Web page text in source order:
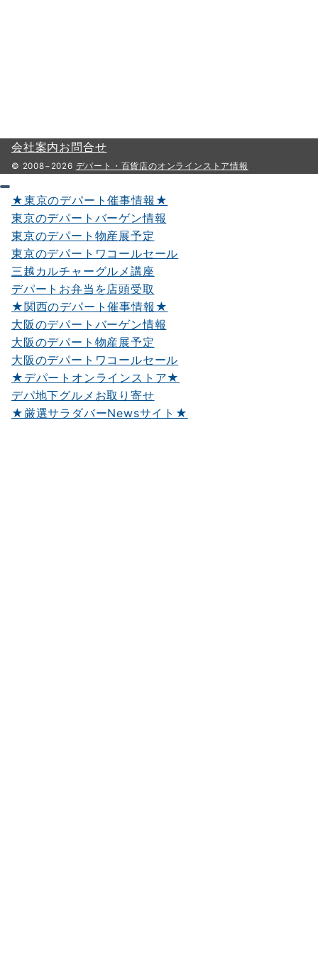
会社案内お問合せ
© 2008−2026 デパート・百貨店のオンラインストア情報
★東京のデパート催事情報★
東京のデパートバーゲン情報
東京のデパート物産展予定
東京のデパートワコールセール
三越カルチャーグルメ講座
デパートお弁当を店頭受取
★関西のデパート催事情報★
大阪のデパートバーゲン情報
大阪のデパート物産展予定
大阪のデパートワコールセール
★デパートオンラインストア★
デパ地下グルメお取り寄せ
★厳選サラダバーNewsサイト★